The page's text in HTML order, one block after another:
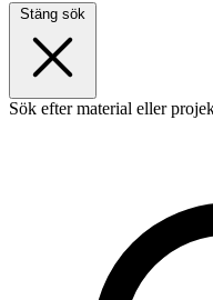
Stäng sök
Sök efter material eller